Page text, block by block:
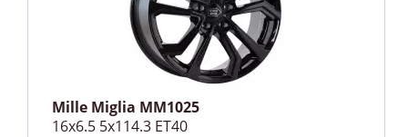
Mille Miglia MM1025
16x6.5 5x114.3 ET40